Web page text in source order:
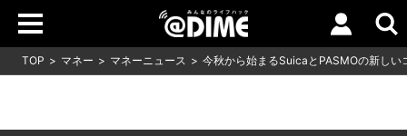
TOP マネー マネーニュース 今秋から始まるSuicaとPASMOの新し